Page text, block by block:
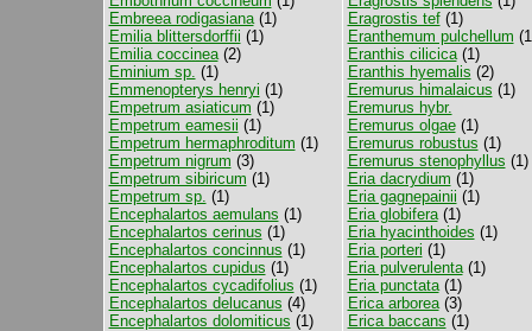
Embreea rodigasiana(1)
Emilia blittersdorffii (1)
Emilia coccinea(2)
Eminium sp. (1)
Emmenopterys henryi (1)
Empetrum asiaticum (1)
Empetrum eamesii (1)
Empetrum hermaphroditum (1)
Empetrum nigrum (3)
Empetrum sibiricum (1)
Empetrum sp. (1)
Encephalartos aemulans (1)
Encephalartos cerinus (1)
Encephalartos concinnus (1)
Encephalartos cupidus (1)
Encephalartos cycadifolius (1)
Encephalartos delucanus (4)
Encephalartos dolomiticus (1)
Eragrostis tef(1)
Eranthemum pulchellum
Eranthis cilicica(1)
Eranthis hyemalis (2)
Eremurus himalaicus (1)
Eremurus hybr.
Eremurus olgae(1)
Eremurus robustus (1)
Eremurus stenophyllus (1)
Eria dacrydium (1)
Eria gagnepainii (1)
Eria globifera(1)
Eria hyacinthoides (1)
Eria porteri (1)
Eria pulverulenta(1)
Eria punctata(1)
Erica arborea(3)
Erica baccans (1)